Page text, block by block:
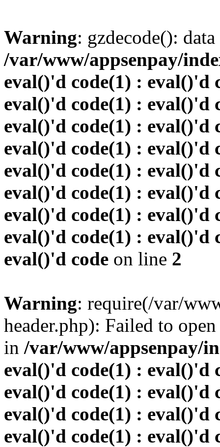
Warning: gzdecode():
/var/www/appsenpay/
eval()'d code(1) : eval()'d
eval()'d code(1) : eval()'d
eval()'d code(1) : eval()'d
eval()'d code(1) : eval()'d
eval()'d code(1) : eval()'d
eval()'d code(1) : eval()'d
eval()'d code(1) : eval()'d
eval()'d code(1) : eval()'d
eval()'d code on line 2
Warning: require(/var/
header.php): Failed to
in /var/www/appsenpay/
eval()'d code(1) : eval()'d
eval()'d code(1) : eval()'d
eval()'d code(1) : eval()'d
eval()'d code(1) : eval()'d